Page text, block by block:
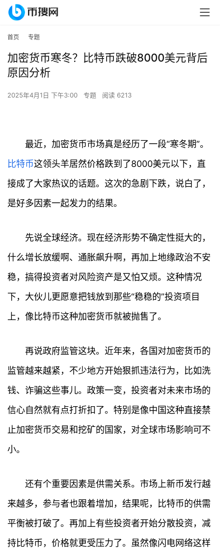
首页 专题
加密货币寒冬？比特币跌破8000美元背后
原因分析
2025年4月1日 下午3:00 专题 阅读 6213
最近，加密货币市场真是经历了一段“寒冬期”。
比特币这领头羊居然价格跌到了8000美元以下，直
接成了大家热议的话题。这次的急剧下跌，说白了，
是好多因素一起发力的结果。
先说全球经济。现在经济形势不确定性挺大的，
什么增长放缓啊、通胀飙升啊，再加上地缘政治不安
稳，搞得投资者对风险资产是又怕又烦。这种情况
下，大伙儿更愿意把钱放到那些“稳稳的”投资项目
上，像比特币这种加密货币就被抛售了。
再说政府监管这块。近年来，各国对加密货币的
监管越来越紧，不少地方开始狠抓违法行为，比如洗
钱、诈骗这些事儿。政策一变，投资者对未来市场的
信心自然就有点打折扣了。特别是像中国这种直接禁
止加密货币交易和挖矿的国家，对全球市场影响可不
小。
还有个重要因素是供需关系。市场上新币发行越
来越多，参与者也跟着增加，结果呢，比特币的供需
平衡被打破了。再加上有些投资者开始分散投资，减
持比特币，价格就更受压力了。虽然像闪电网络这样